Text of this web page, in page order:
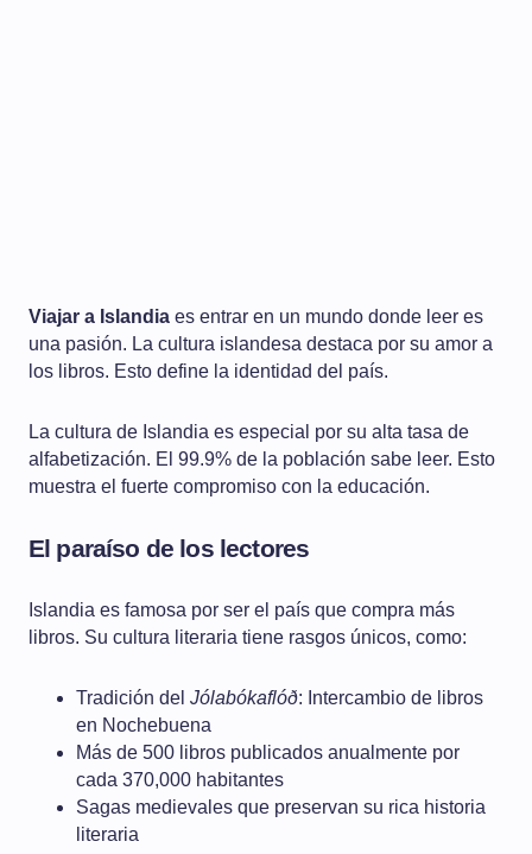
Viajar a Islandia es entrar en un mundo donde leer es
una pasión. La cultura islandesa destaca por su amor a
los libros. Esto define la identidad del país.
La cultura de Islandia es especial por su alta tasa de
alfabetización. El 99.9% de la población sabe leer. Esto
muestra el fuerte compromiso con la educación.
El paraíso de los lectores
Islandia es famosa por ser el país que compra más
libros. Su cultura literaria tiene rasgos únicos, como:
Tradición del Jólabókaflóð: Intercambio de libros
en Nochebuena
Más de 500 libros publicados anualmente por
cada 370,000 habitantes
Sagas medievales que preservan su rica historia
literaria